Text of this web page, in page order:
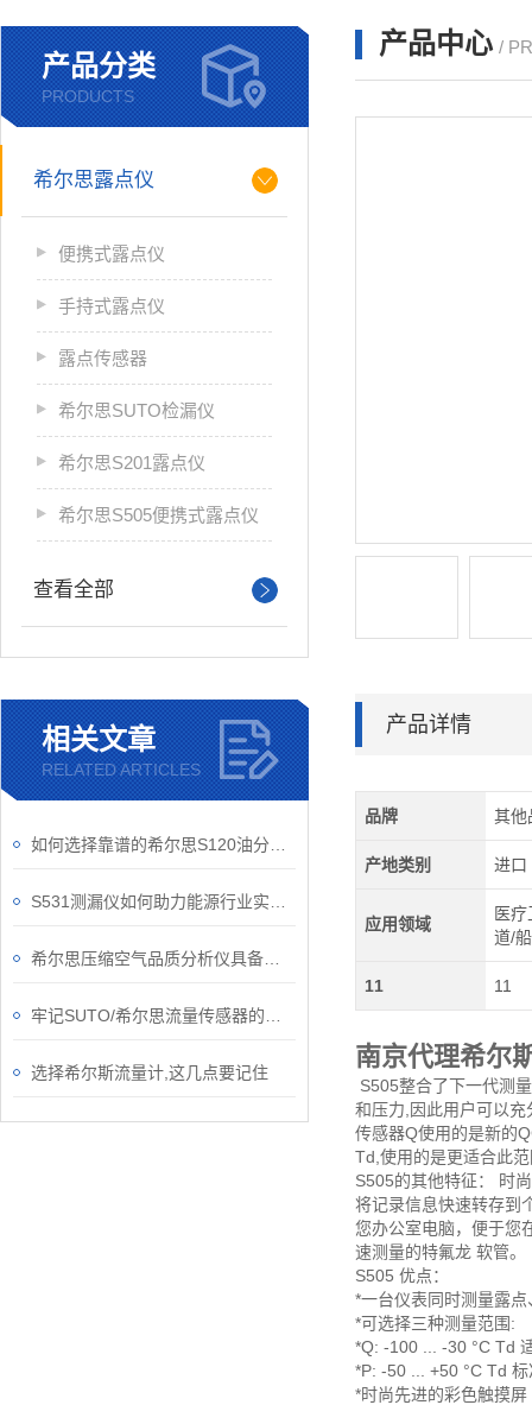
产品分类
PRODUCTS
希尔思露点仪
便携式露点仪
手持式露点仪
露点传感器
希尔思SUTO检漏仪
希尔思S201露点仪
希尔思S505便携式露点仪
查看全部
相关文章
RELATED ARTICLES
选择希尔斯流量计,这几点要记住
产品中心 /
产品详情
品牌 其他
产地类别 进口
应用领域
医
道/
11 11
南京代理希尔
S505整合了下一代测
和压力,因此用户可以
传感器Q使用的是新的
Td,使用的是更适合此
S505的其他特征： 时
将记录信息快速转存到
您办公室电脑，便于您
速测量的特氟龙 软管。
S505 优点：
*一台仪表同时测量露
*可选择三种测量范围:
*Q: -100 ... -30 °C Td
*P: -50 ... +50 °C Td
*时尚先进的彩色触摸屏